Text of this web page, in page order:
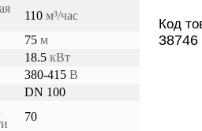
110 м³/час
75 м
18.5 кВт
380-415 В
DN 100
70
Код
38746